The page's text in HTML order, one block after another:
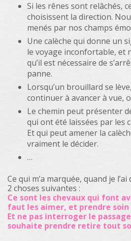
Si les rênes sont relâchés,
choisissent la direction.
menés par nos champs
Une calèche qui donne un
le voyage inconfortable, et
qu’il est nécessaire de
panne.
Lorsqu’un brouillard se
continuer à avancer à vue,
Le chemin peut présenter
qui ont été laissées par les
Et qui peut amener la
vraiment le décider.
…
Ce qui m’a marquée, quand je
2 choses suivantes :
Ce sont les chevaux qui font
faut les aimer, et prendre soin
Et ne pas interroger le
souhaite prendre retire tout